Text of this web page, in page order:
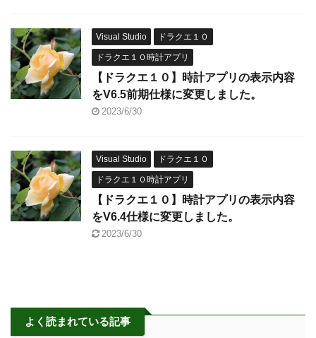
Visual Studio ドラクエ１０
ドラクエ１０時計アプリ
【ドラクエ１０】時計アプリの表示内容
をV6.5前期仕様に変更しました。
2023/6/30
Visual Studio ドラクエ１０
ドラクエ１０時計アプリ
【ドラクエ１０】時計アプリの表示内容
をV6.4仕様に変更しました。
2023/6/30
よく読まれている記事